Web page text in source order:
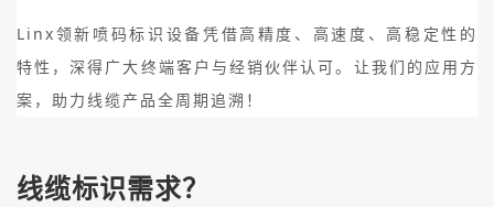
Linx领新喷码标识设备凭借高精度、高速度、高稳定性的
特性，深得广大终端客户与经销伙伴认可。让我们的应用方
案，助力线缆产品全周期追溯！
线缆标识需求？